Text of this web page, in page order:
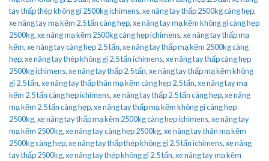
tay thấp thép không gỉ 2500kg ichimens,xe nâng tay thấp 2500kg càng hẹp,
xe nâng tay mạ kẽm 2.5 tấn càng hẹp,xe nâng tay mạ kẽm không gỉ càng hẹp
2500kg,xe nâng mạ kẽm 2500kg càng hẹp ichimens,xe nâng tay thấp mạ
kẽm,xe nâng tay càng hẹp 2.5 tấn,xe nâng tay thấp mạ kẽm 2500kg càng
hẹp,xe nâng tay thép không gỉ 2.5 tấn ichimens,xe nâng tay thấp càng hẹp
2500kg ichimens,xe nâng tay thấp 2.5 tấn,xe nâng tay thấp mạ kẽm không
gỉ 2.5 tấn,xe nâng tay thấp thân mạ kẽm càng hẹp 2.5 tấn,xe nâng tay mạ
kẽm 2.5 tấn càng hẹp ichimens,xe nâng tay thấp 2.5 tấn càng hẹp,xe nâng
mạ kẽm 2.5 tấn càng hẹp,xe nâng tay thấp mạ kẽm không gỉ càng hẹp
2500kg,xe nâng tay thấp mạ kẽm 2500kg càng hẹp ichimens,xe nâng tay
mạ kẽm 2500kg,xe nâng tay càng hẹp 2500kg,xe nâng tay thân mạ kẽm
2500kg càng hẹp,xe nâng tay thấp thép không gỉ 2.5 tấn ichimens,xe nâng
tay thấp 2500kg,xe nâng tay thép không gỉ 2.5 tấn,xe nâng tay mạ kẽm